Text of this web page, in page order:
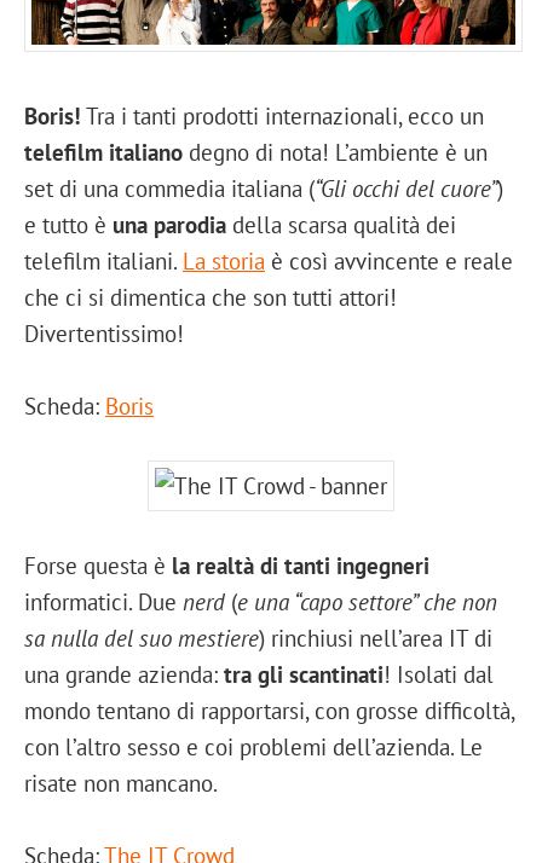
Boris! Tra i tanti prodotti internazionali, ecco un
telefilm italiano degno di nota! L’ambiente è un
set di una commedia italiana (“Gli occhi del cuore”)
e tutto è una parodia della scarsa qualità dei
telefilm italiani. La storia è così avvincente e reale
che ci si dimentica che son tutti attori!
Divertentissimo!
Scheda: Boris
Forse questa è la realtà di tanti ingegneri
informatici. Due nerd (e una “capo settore” che non
sa nulla del suo mestiere) rinchiusi nell’area IT di
una grande azienda: tra gli scantinati! Isolati dal
mondo tentano di rapportarsi, con grosse difficoltà,
con l’altro sesso e coi problemi dell’azienda. Le
risate non mancano.
Scheda:The IT Crowd